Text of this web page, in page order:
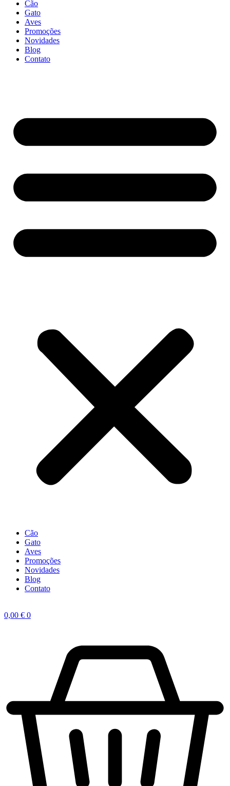
Cão
Gato
Aves
Promoções
Novidades
Blog
Contato
Cão
Gato
Aves
Promoções
Novidades
Blog
Contato
0,00 € 0